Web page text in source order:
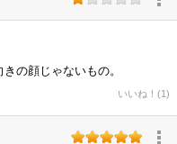
の顔じゃないもの。
いいね！(1)